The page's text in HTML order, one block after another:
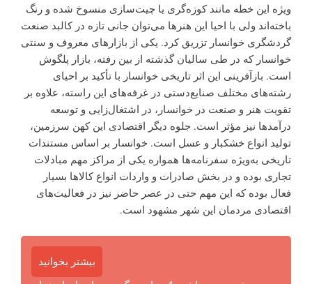
ویژه این خطه مانند کوزه‌گری یا چیت‌سازی منسوخ شده و رنگ
باخته‌اند ولی با احیا این هنرها می‌توان جانی تازه در کالبد صنعت
گردشگری خوانسار تزریق کرد. یکی از بازارهای معروف و سنتی
خوانسار که در طی سالیان گذشته از بین رفته، بازار پلگوش
است. بازآفرینی این اثر تاریخی خوانسار با تأکید بر احیای
رشته‌های مختلف صنایع‌دستی در غرفه‌های این راسته، علاوه بر
تقویت هنر و صنعت در خوانسار، در اشتغال‌زایی و توسعه
درآمدها نیز مؤثر است. جلوه دیگر اقتصادی این کهن سرزمین،
تولید انواع خشکبار و عسل است. خوانسار بر اساس مستندات
تاریخی به‌ویژه سفرنامه‌ها همواره یکی از مراکز مهم مبادلات
تجاری بوده و در بخش صادرات و واردات انواع کالاها بسیار
فعال بوده که این مهم حتی در عصر حاضر نیز در فعالیت‌های
اقتصادی مردمان این شهر مشهود است.
بیشتر بخوانید